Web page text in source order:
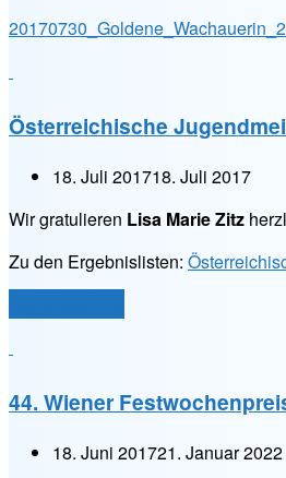
Österreichische
18. Juli 201718. Juli 2017
Wir gratulieren Lisa Marie Zitz
Zu den Ergebnislisten:
2017“
44. Wiener
18. Juni 201721. Januar 2022